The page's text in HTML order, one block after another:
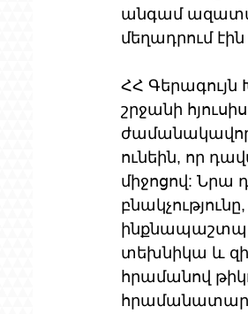
անգամ
մեղադրում
ՀՀ
շրջանի
ունեին, որ
միջոցով: Նրա
տեխնիկա և
հրամանով